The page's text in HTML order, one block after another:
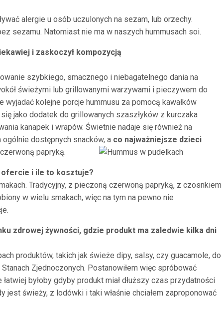
alergie u osób uczulonych na sezam, lub orzechy.
sezamu. Natomiast nie ma w naszych hummusach soi.
i zaskoczył kompozycją
szybkiego, smacznego i niebagatelnego dania na
świeżymi lub grillowanymi warzywami i pieczywem do
kolejne porcje hummusu za pomocą kawałków
jako dodatek do grillowanych szaszłyków z kurczaka
kanapek i wrapów. Świetnie nadaje się również na
dostępnych snacków, a co najważniejsze dzieci
papryką.
ofercie i ile to kosztuje?
Tradycyjny, z pieczoną czerwoną papryką, z czosnkiem
w wielu smakach, więc na tym na pewno nie
zdrowej żywności, gdzie produkt ma zaledwie kilka dni
produktów, takich jak świeże dipy, salsy, czy guacamole, do
Zjednoczonych. Postanowiłem więc spróbować
byłoby gdyby produkt miał dłuższy czas przydatności
świeży, z lodówki i taki właśnie chciałem zaproponować